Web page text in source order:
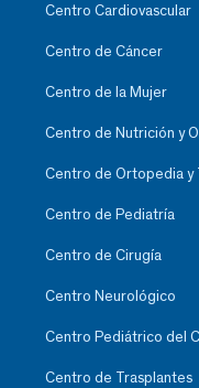
Centro Cardiovascular
Centro de Cáncer
Centro de la Mujer
Centro de Nutrición y
Centro de Ortopedia y
Centro de Pediatría
Centro de Cirugía
Centro Neurológico
Centro Pediátrico del
Centro de Trasplantes